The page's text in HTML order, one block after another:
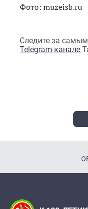
Фото: muzeisb.ru
Следите за
Telegram-канале